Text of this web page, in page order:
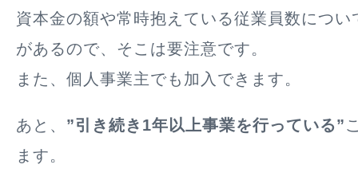
資本金の額や常時抱えている従業員数につい
があるので、そこは要注意です。
また、個人事業主でも加入できます。
あと、 ”引き続き1年以上事業を行っている”
ます。